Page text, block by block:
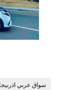
سواق عربي